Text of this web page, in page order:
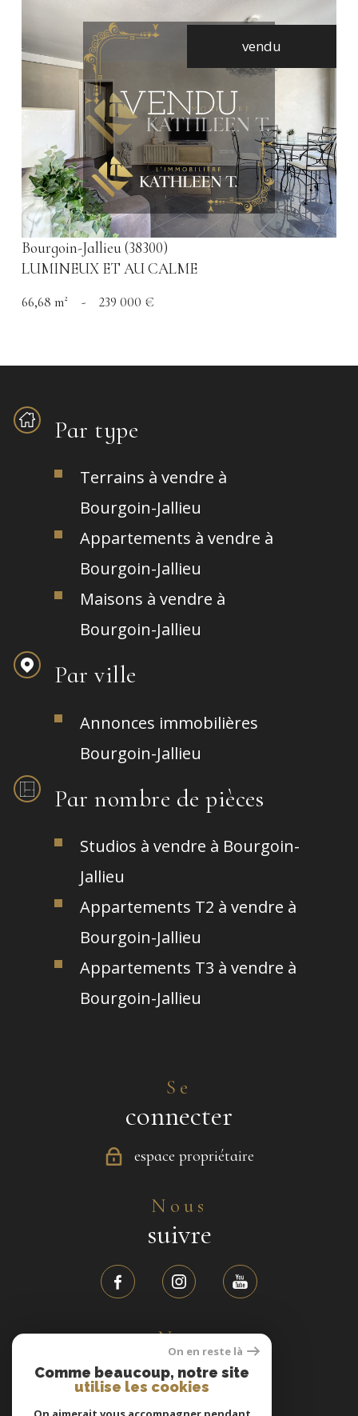
vendu
voir le bien
Bourgoin-Jallieu (38300)
LUMINEUX ET AU CALME
66,68 m² - 239 000 €
Par type
Terrains à vendre à
Bourgoin-Jallieu
Appartements à vendre à
Bourgoin-Jallieu
Maisons à vendre à
Bourgoin-Jallieu
Par ville
Annonces immobilières
Bourgoin-Jallieu
Par nombre de pièces
Studios à vendre à Bourgoin-
Jallieu
Appartements T2 à vendre à
Bourgoin-Jallieu
Appartements T3 à vendre à
Bourgoin-Jallieu
Se
connecter
espace propriétaire
Nous
suivre
Nos
avis clients
31 avis
On en reste là
Comme beaucoup, notre site
utilise les cookies